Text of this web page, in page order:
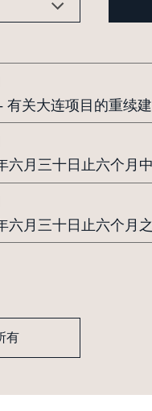
有关大连项目的重续
六月三十日止六个月
六月三十日止六个月
有